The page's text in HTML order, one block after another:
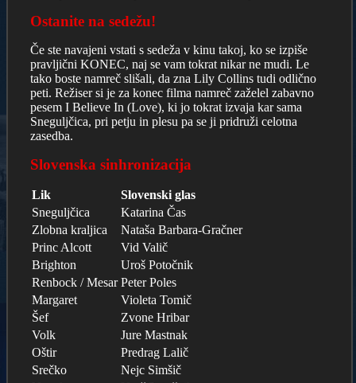
Ostanite na sedežu!
Če ste navajeni vstati s sedeža v kinu takoj, ko se izpiše
pravljični KONEC, naj se vam tokrat nikar ne mudi. Le
tako boste namreč slišali, da zna Lily Collins tudi odlično
peti. Režiser si je za konec filma namreč zaželel zabavno
pesem I Believe In (Love), ki jo tokrat izvaja kar sama
Sneguljčica, pri petju in plesu pa se ji pridruži celotna
zasedba.
Slovenska sinhronizacija
Lik
Slovenski glas
Sneguljčica
Katarina Čas
Zlobna kraljica
Nataša Barbara-Gračner
Princ Alcott
Vid Valič
Brighton
Uroš Potočnik
Renbock / Mesar Peter Poles
Margaret
Violeta Tomič
Šef
Zvone Hribar
Volk
Jure Mastnak
Oštir
Predrag Lalič
Srečko
Nejc Simšič